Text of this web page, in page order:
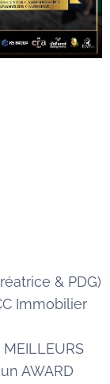
& PDG)
Immobilier
AWARD